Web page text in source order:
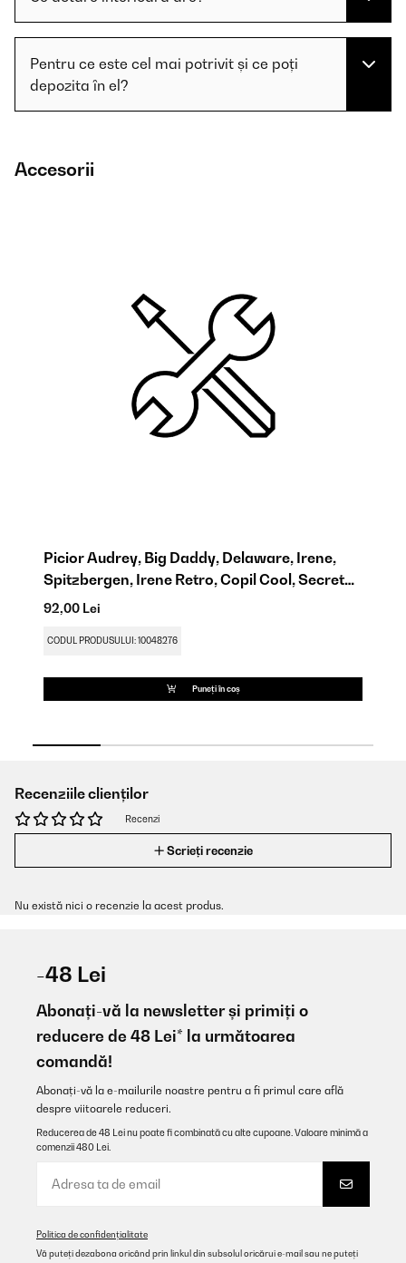
Pentru ce este cel mai potrivit și ce poți
depozita în el?
Accesorii
Picior Audrey, Big Daddy, Delaware, Irene,
Spitzbergen, Irene Retro, Copil Cool, Secret
Cool 2in1
92,00 Lei
CODUL PRODUSULUI: 10048276
Puneți în coș
Recenziile clienților
Recenzi
Scrieți recenzie
Nu există nici o recenzie la acest produs.
-48 Lei
Abonați-vă la newsletter și primiți o
reducere de 48 Lei* la următoarea
comandă!
Abonați-vă la e-mailurile noastre pentru a fi primul care află
despre viitoarele reduceri.
Reducerea de 48 Lei nu poate fi combinată cu alte cupoane. Valoare minimă a
comenzii 480 Lei.
Politica de confidențialitate
Vă puteți dezabona oricând prin linkul din subsolul oricărui e-mail sau ne puteți